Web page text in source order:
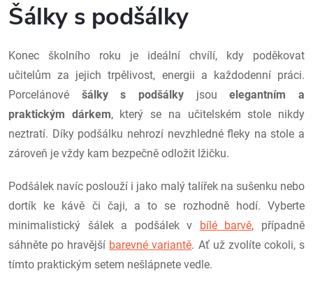
Šálky s podšálky
Konec školního roku je ideální chvílí, kdy poděkovat
učitelům za jejich trpělivost, energii a každodenní práci.
Porcelánové šálky s podšálky jsouelegantním a
praktickým dárkem, který se na učitelském stole nikdy
neztratí. Díky podšálku nehrozí nevzhledné fleky na stole a
zároveň je vždy kam bezpečně odložit lžičku.
Podšálek navíc poslouží i jako malý talířek na sušenku nebo
dortík ke kávě či čaji, a to se rozhodně hodí. Vyberte
minimalistický šálek a podšálek v bílé barvě, případně
sáhněte po hravější barevné variantě. Ať už zvolíte cokoli, s
tímto praktickým setem nešlápnete vedle.